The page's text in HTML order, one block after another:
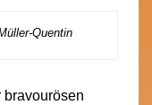
Quentin
bravourösen